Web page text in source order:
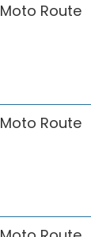
Moto Route
Moto Route